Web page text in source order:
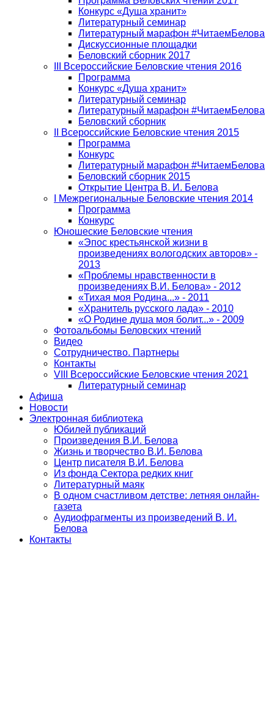
Конкурс «Душа хранит»
Литературный семинар
Литературный марафон #ЧитаемБелова
Дискуссионные площадки
Беловский сборник 2017
III Всероссийские Беловские чтения 2016
Программа
Конкурс «Душа хранит»
Литературный семинар
Литературный марафон #ЧитаемБелова
Беловский сборник
II Всероссийские Беловские чтения 2015
Программа
Конкурс
Литературный марафон #ЧитаемБелова
Беловский сборник 2015
Открытие Центра В. И. Белова
I Межрегиональные Беловские чтения 2014
Программа
Конкурс
Юношеские Беловские чтения
«Эпос крестьянской жизни в
произведениях вологодских авторов» -
2013
«Проблемы нравственности в
произведениях В.И. Белова» - 2012
«Тихая моя Родина...» - 2011
«Хранитель русского лада» - 2010
«О Родине душа моя болит...» - 2009
Фотоальбомы Беловских чтений
Видео
Сотрудничество. Партнеры
Контакты
VIII Всероссийские Беловские чтения 2021
Литературный семинар
Афиша
Новости
Электронная библиотека
Юбилей публикаций
Произведения В.И. Белова
Жизнь и творчество В.И. Белова
Центр писателя В.И. Белова
Из фонда Сектора редких книг
Литературный маяк
В одном счастливом детстве: летняя онлайн-
газета
Аудиофрагменты из произведений В. И.
Белова
Контакты